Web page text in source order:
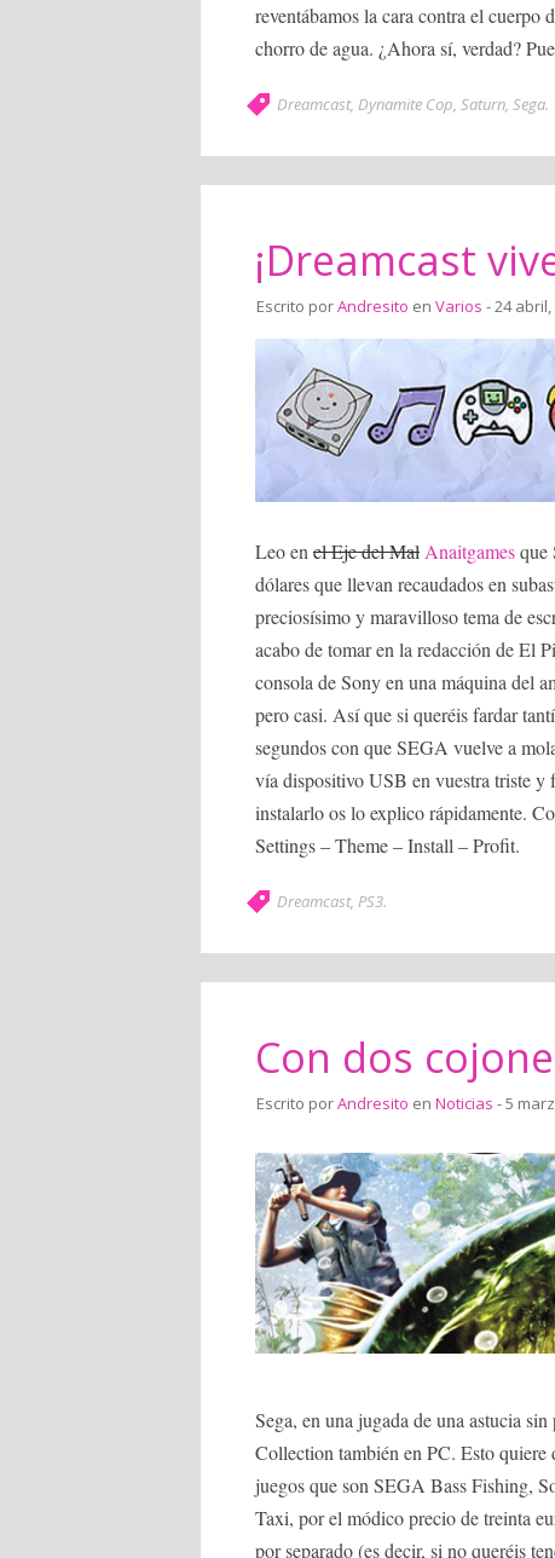
reventábamos la cara contra el cuerpo
chorro de agua. ¿Ahora sí, verdad?
Dreamcast, Dynamite Cop Saturn Sega.
¡Dreamcast
Escrito porAndresito en Varios - 24 abril,
Leo enel Eje del MalAnaitgamesque
dólares que llevan recaudados en
preciosísimo y maravilloso tema de
acabo de tomar en la redacción de El
consola de Sony en una máquina del
pero casi. Así que si queréis fardar
segundos con que SEGA vuelve a
vía dispositivo USB en vuestra triste y
instalarlo os lo explico rápidamente.
Settings – Theme – Install – Profit.
Dreamcast, PS3.
Con dos
Escrito porAndresito en Noticias - 5
Sega, en una jugada de una astucia
Collection también en PC. Esto quiere
juegos que son SEGA Bass Fishing,
Taxi, por el módico precio de treinta
por separado (es decir, si no queréis